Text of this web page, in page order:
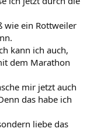
wie ein Rottweiler
kann ich auch,
dem Marathon
mir jetzt auch
das habe ich
liebe das